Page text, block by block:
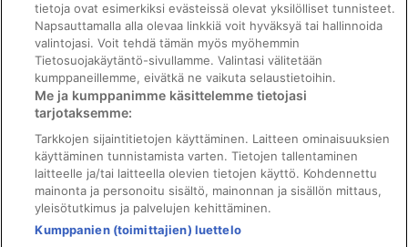
Oikeudelliset tiedot / ota meihin yhteyttä
Sisältövaatimukset ja ilmoituksen tekeminen sisällöstä
Tuki
Ota yhteyttä
Varauksen muuttaminen tai peruuttaminen
Varaa lento lentoyhtiön hyvityskupongeilla
Hyvityksen hakeminen ja aikarajat
tietoja ovat esimerkiksi evästeissä olevat yksilölliset tunnisteet.
Napsauttamalla alla olevaa linkkiä voit hyväksyä tai hallinnoida
valintojasi. Voit tehdä tämän myös myöhemmin
Tietosuojakäytäntö-sivullamme. Valintasi välitetään
kumppaneillemme, eivätkä ne vaikuta selaustietoihin.
Me ja kumppanimme käsittelemme tietojasi
tarjotaksemme:
Tarkkojen sijaintitietojen käyttäminen. Laitteen ominaisuuksien
käyttäminen tunnistamista varten. Tietojen tallentaminen
laitteelle ja/tai laitteella olevien tietojen käyttö. Kohdennettu
mainonta ja personoitu sisältö, mainonnan ja sisällön mittaus,
yleisötutkimus ja palvelujen kehittäminen.
Kumppanien (toimittajien) luettelo